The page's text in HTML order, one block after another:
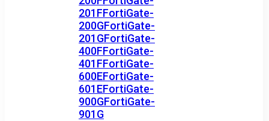
201FFortiGate-
200GFortiGate-
201GFortiGate-
400FFortiGate-
401FFortiGate-
600EFortiGate-
601EFortiGate-
900GFortiGate-
901G